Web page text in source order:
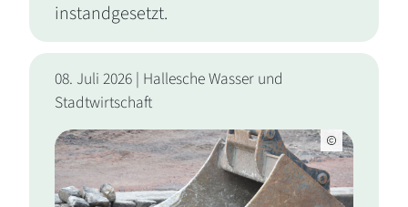
instandgesetzt.
08. Juli 2026 | Hallesche Wasser und
Stadtwirtschaft